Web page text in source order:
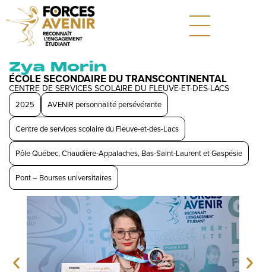
Zya Morin
ÉCOLE SECONDAIRE DU TRANSCONTINENTAL
CENTRE DE SERVICES SCOLAIRE DU FLEUVE-ET-DES-LACS
2025 AVENIR personnalité persévérante
Centre de services scolaire du Fleuve-et-des-Lacs
Pôle Québec, Chaudière-Appalaches, Bas-Saint-Laurent et Gaspésie
Pont – Bourses universitaires